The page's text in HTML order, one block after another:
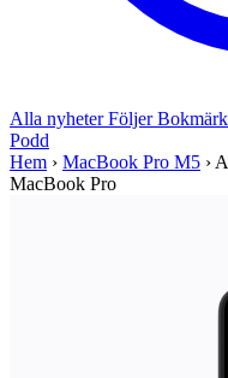
Alla nyheterFöljer
Podd
Hem › MacBook Pro M5 ›
MacBook Pro